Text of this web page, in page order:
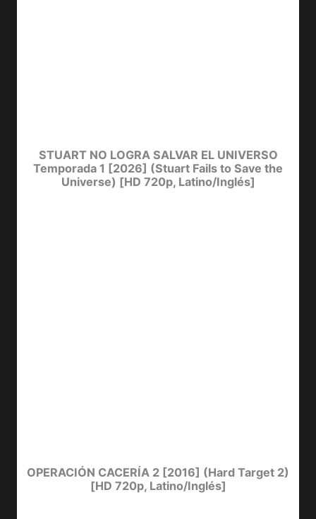
STUART NO LOGRA SALVAR EL UNIVERSO
Temporada 1 [2026] (Stuart Fails to Save the
Universe) [HD 720p, Latino/Inglés]
OPERACIÓN CACERÍA 2 [2016] (Hard Target 2)
[HD 720p, Latino/Inglés]